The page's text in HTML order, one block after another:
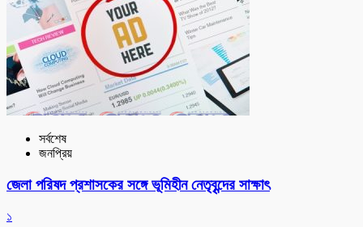
সর্বশেষ
জনপ্রিয়
জেলা পরিষদ প্রশাসকের সঙ্গে ভূমিহীন নেতৃবৃন্দের সাক্ষাৎ
১